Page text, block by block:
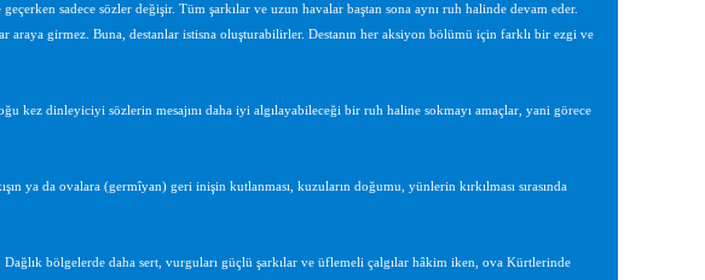
sadece sözler değişir. Tüm şarkılar ve uzun havalar baştan sona aynı ruh halinde devam eder.
araya girmez. Buna, destanlar istisna oluşturabilirler. Destanın her aksiyon bölümü için farklı bir ezgi ve
kez dinleyiciyi sözlerin mesajını daha iyi algılayabileceği bir ruh haline sokmayı amaçlar, yani görece
ya da ovalara (germîyan) geri inişin kutlanması, kuzuların doğumu, yünlerin kırkılması sırasında
bölgelerde daha sert, vurguları güçlü şarkılar ve üflemeli çalgılar hâkim iken, ova Kürtlerinde